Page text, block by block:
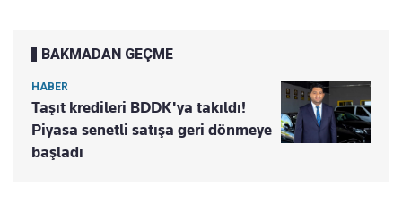
BAKMADAN GEÇME
HABER
Taşıt kredileri BDDK'ya takıldı!
Piyasa senetli satışa geri dönmeye
başladı